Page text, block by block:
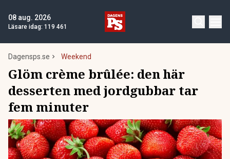
08 aug. 2026
Läsare idag: 119 461
Dagensps.se Weekend
Glöm crème brûlée: den här
desserten med jordgubbar tar
fem minuter